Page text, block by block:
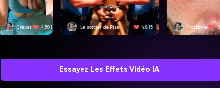
sorcier de Pise 4,815 Frostbyte 3,092 SwiftEdge
Essayez Les Effets Vidéo IA